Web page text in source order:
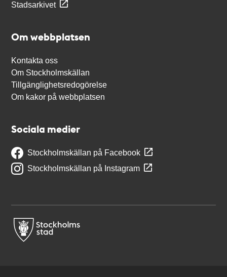
Stadsarkivet
Om webbplatsen
Kontakta oss
Om Stockholmskällan
Tillgänglighetsredogörelse
Om kakor på webbplatsen
Sociala medier
Stockholmskällan på Facebook
Stockholmskällan på Instagram